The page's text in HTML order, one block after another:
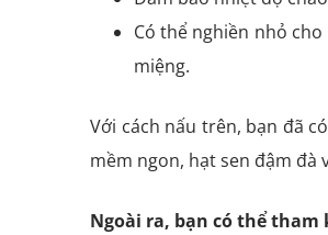
Có thể nghiền nhỏ
miệng.
Với cách nấu trên, bạn đã
mềm ngon, hạt sen đậm đà
Ngoài ra, bạn có thể